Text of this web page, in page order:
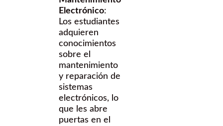
Electrónico:
Los estudiantes
adquieren
conocimientos
sobre el
mantenimiento
y reparación de
sistemas
electrónicos, lo
que les abre
puertas en el